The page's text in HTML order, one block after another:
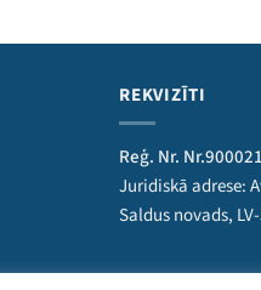
REKVIZĪTI
Reģ. Nr.
Juridiskā adrese:
Saldus novads,